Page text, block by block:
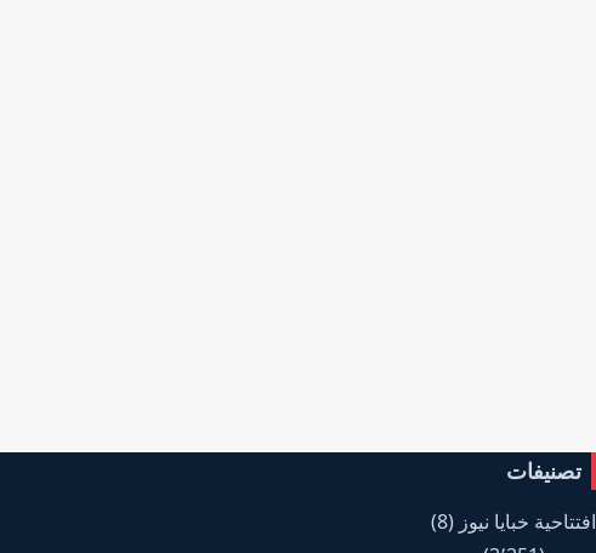
تصنيفات
افتتاحية خبايا نيوز (8)